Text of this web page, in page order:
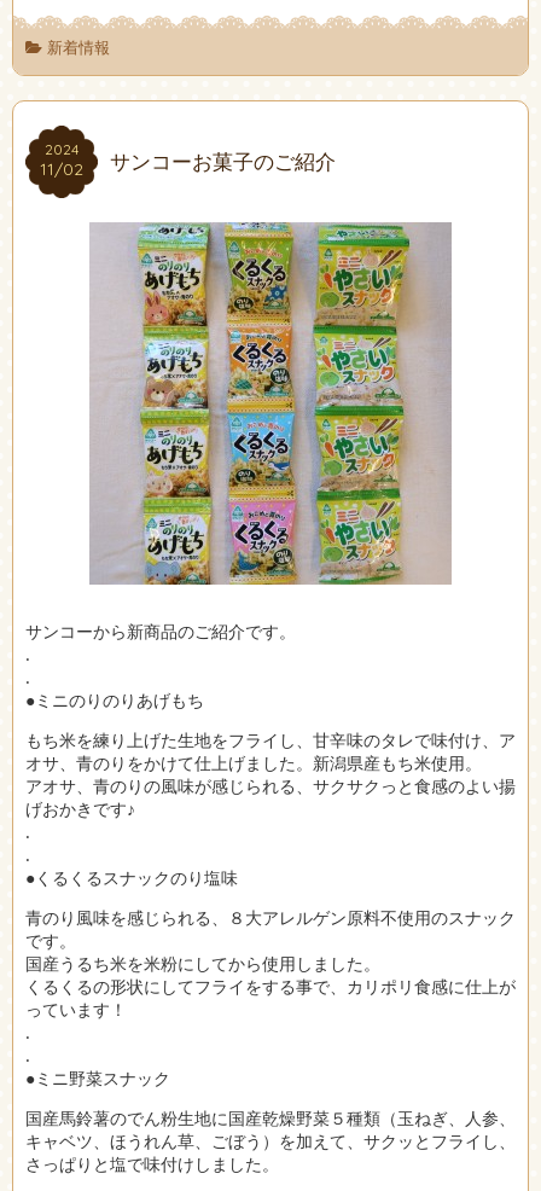
新着情報
2024
11/02
2024
11/02 サンコーお菓子のご紹介
サンコーから新商品のご紹介です。
.
.
●ミニのりのりあげもち
もち米を練り上げた生地をフライし、甘辛味のタレで味付け、ア
オサ、青のりをかけて仕上げました。新潟県産もち米使用。
アオサ、青のりの風味が感じられる、サクサクっと食感のよい揚
げおかきです♪
.
.
●くるくるスナックのり塩味
青のり風味を感じられる、８大アレルゲン原料不使用のスナック
です。
国産うるち米を米粉にしてから使用しました。
くるくるの形状にしてフライをする事で、カリポリ食感に仕上が
っています！
.
.
●ミニ野菜スナック
国産馬鈴薯のでん粉生地に国産乾燥野菜５種類（玉ねぎ、人参、
キャベツ、ほうれん草、ごぼう）を加えて、サクッとフライし、
さっぱりと塩で味付けしました。